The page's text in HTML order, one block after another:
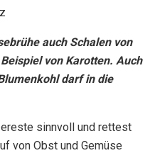
auch Schalen von
von Karotten. Auch
darf in die
sinnvoll und rettest
von Obst und Gemüse